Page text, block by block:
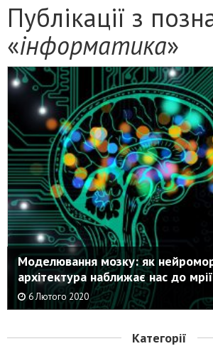
Публікації з
«інформатика»
Моделювання мозку: як
архітектура наближає нас до
6 Лютого 2020
Категорії